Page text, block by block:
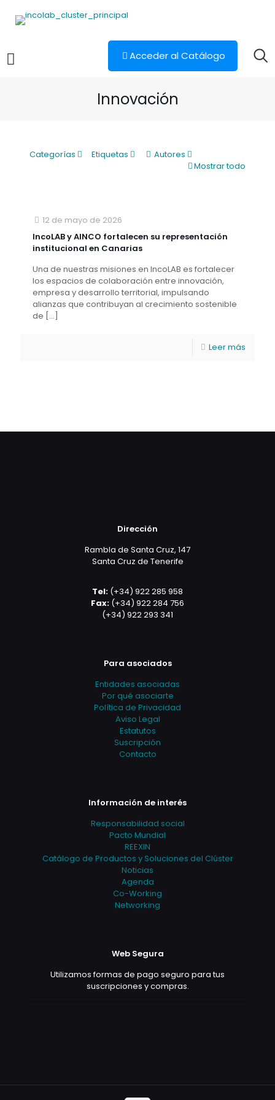
Acceder al Catálogo
Innovación
Categorías Etiquetas
Autores
Mostrar todo
12 de mayo de 2026
IncoLAB y AINCO fortalecen su representación
institucional en Canarias
Una de nuestras misiones en IncoLAB es fortalecer
los espacios de colaboración entre innovación,
empresa y desarrollo territorial, impulsando
alianzas que contribuyan al crecimiento sostenible
de […]
Leer más
Dirección
Rambla de Santa Cruz, 147
Santa Cruz de Tenerife
Tel: (+34) 922 285 958
Fax: (+34) 922 284 756
(+34) 922 293 341
Para asociados
Entidades asociadas
Por qué asociarte
Política de Privacidad
Aviso Legal
Estatutos
Suscripción
Contacto
Información de interés
Responsabilidad social
Pacto Mundial
REEXIN
Catálogo de Productos y Soluciones del Clúster
Noticias
Agenda
Co-Working
Networking
Web Segura
Utilizamos formas de pago seguro para tus
suscripciones y compras.